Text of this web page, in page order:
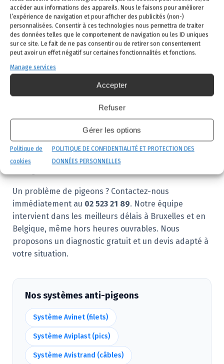
accéder aux informations des appareils. Nous le faisons pour améliorer
l’expérience de navigation et pour afficher des publicités (non-)
personnalisées. Consentir à ces technologies nous permettra de traiter
des données telles que le comportement de navigation ou les ID uniques
sur ce site. Le fait de ne pas consentir ou de retirer son consentement
peut avoir un effet négatif sur certaines fonctionnalités et fonctions.
Manage services
Accepter
Refuser
Gérer les options
Politique de
cookies
POLITIQUE DE CONFIDENTIALITÉ ET PROTECTION DES
DONNÉES PERSONNELLES
Notre intervention en vidéo
Intervention rapide et
disponibilité 24h/24
Un problème de pigeons ? Contactez-nous
immédiatement au 02 523 21 89. Notre équipe
intervient dans les meilleurs délais à Bruxelles et en
Belgique, même hors heures ouvrables. Nous
proposons un diagnostic gratuit et un devis adapté à
votre situation.
Nos systèmes anti-pigeons
Système Avinet (filets)
Système Aviplast (pics)
Système Avistrand (câbles)